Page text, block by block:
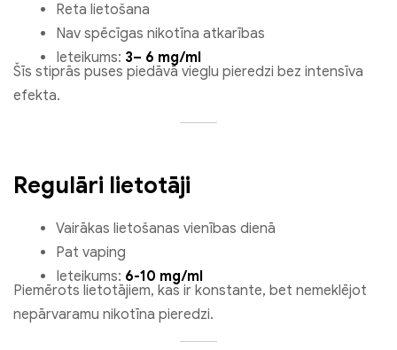
Reta lietošana
Nav spēcīgas nikotīna atkarības
Ieteikums: 3– 6 mg/ml
Šīs stiprās puses piedāvā vieglu pieredzi bez intensīva
efekta.
Regulāri lietotāji
Vairākas lietošanas vienības dienā
Pat vaping
Ieteikums: 6-10 mg/ml
Piemērots lietotājiem, kas ir konstante, bet nemeklējot
nepārvaramu nikotīna pieredzi.